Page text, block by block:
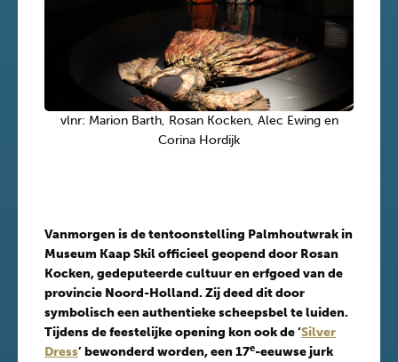
vlnr: Marion Barth, Rosan Kocken, Alec Ewing en
Corina Hordijk
Vanmorgen is de tentoonstelling Palmhoutwrak in
Museum Kaap Skil officieel geopend door Rosan
Kocken, gedeputeerde cultuur en erfgoed van de
provincie Noord-Holland. Zij deed dit door
symbolisch een authentieke scheepsbel te luiden.
Tijdens de feestelijke opening kon ook de ‘Silver
Dress’ bewonderd worden, een 17e-eeuwse jurk